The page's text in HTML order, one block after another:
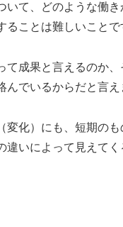
いて、どのような働
ることは難しいことで
て成果と言えるのか
んでいるからだと言え
変化）にも、短期の
違いによって見えて